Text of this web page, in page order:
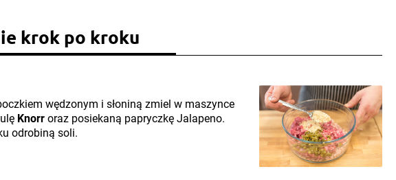
krok po kroku
wędzonym i słoniną zmiel w maszynce
Knorroraz posiekaną papryczkę Jalapeno.
odrobiną soli.